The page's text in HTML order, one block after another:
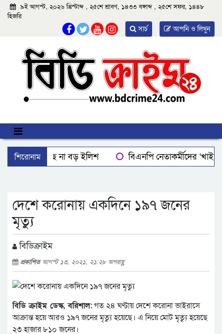
৯ই আগস্ট, ২০২৬ খ্রিস্টাব্দ , ২৫শে শ্রাবণ, ১৪৩৩ বঙ্গাব্দ , ২৫শে সফর, ১৪৪৮
হিজরি
আপনি ও লিখুন
সার্চ
শিরোনাম
বরিশালে মিলছে না বড় ইলিশ
বিএনপি নেতাকর্মীদের ‘খাই
দেশে করোনায় একদিনে ১৯৭ জনের
মৃত্যু
বিডিক্রাইম
প্রকাশিতআগস্ট ১৩, ২০২১, ২১:২৮ অপরাহ্ণ
বিডি ক্রাইম ডেস্ক, বরিশাল:গত ২৪ ঘণ্টায় দেশে করোনা ভাইরাসে
আক্রান্ত হয়ে আরও ১৯৭ জনের মৃত্যু হয়েছে। এ নিয়ে মোট মৃত্যু হয়েছে
২৩ হাজার ৮১০ জনের।